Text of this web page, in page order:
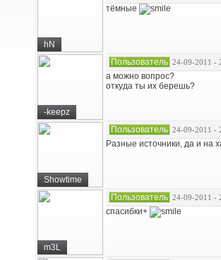
hN
тёмные
-keepz
Пользователь 24-09-2011 -
а можно вопрос?
откуда ты их берешь?
Showtime
Пользователь 24-09-2011 -
Разные источники, да и на
m3L
Пользователь 24-09-2011 -
спасибки+